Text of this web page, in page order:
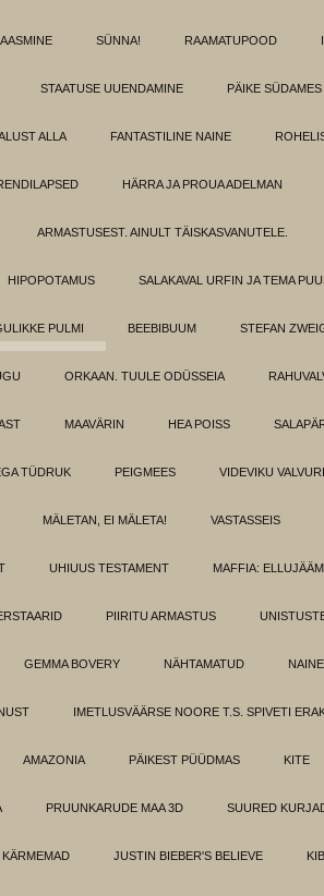
SÜNNA! RAAMATUPOOD
STAATUSE UUENDAMINE PÄIKE SÜDAMES
ALLA FANTASTILINE NAINE
HÄRRA JA PROUA ADELMAN
ARMASTUSEST. AINULT TÄISKASVANUTELE.
HIPOPOTAMUS SALAKAVAL URFIN JA TEMA
PULMI BEEBIBUUM STEFAN
ORKAAN. TUULE ODÜSSEIA
MAAVÄRIN HEA POISS
TÜDRUK PEIGMEES VIDEVIKU
MÄLETAN, EI MÄLETA! VASTASSEIS
UHIUUS TESTAMENT MAFFIA:
PIIRITU ARMASTUS
GEMMA BOVERY NÄHTAMATUD
IMETLUSVÄÄRSE NOORE T.S. SPIVETI
AMAZONIA PÄIKEST PÜÜDMAS KITE
PRUUNKARUDE MAA 3D SUURED
JUSTIN BIEBER'S BELIEVE